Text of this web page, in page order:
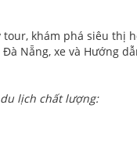
khám phá siêu thị
Nẵng, xe và Hướng
lịch chất lượng: